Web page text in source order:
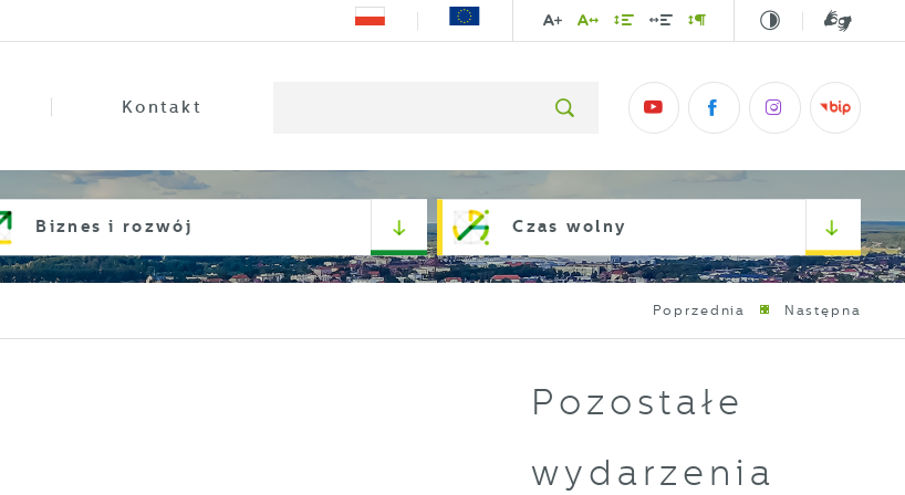
Kontakt
Biznes i rozwój Czas wolny
Poprzednia Następna
Pozostałe
wydarzenia